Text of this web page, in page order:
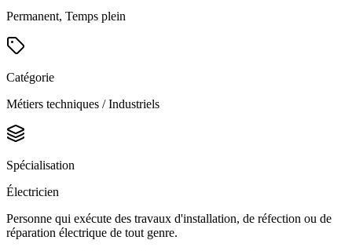
Permanent, Temps plein
Catégorie
Métiers techniques / Industriels
Spécialisation
Électricien
Personne qui exécute des travaux d'installation, de réfection ou de
réparation électrique de tout genre.